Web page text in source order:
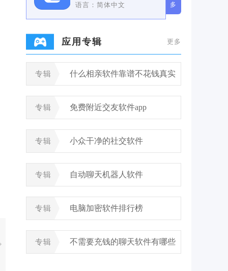
语言：简体中文
多
应用专辑 更多
专辑 什么相亲软件靠谱不花钱真实
专辑 免费附近交友软件app
专辑 小众干净的社交软件
专辑 自动聊天机器人软件
专辑 电脑加密软件排行榜
专辑 不需要充钱的聊天软件有哪些